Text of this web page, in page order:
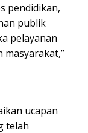
pendidikan,
publik
pelayanan
ucapan
telah